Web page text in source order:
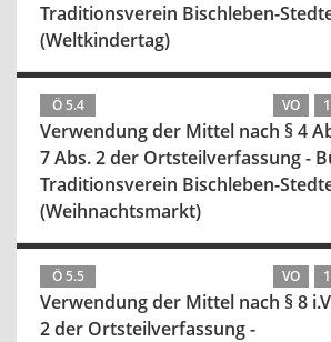
Traditionsverein Bischleben-
(Weltkindertag)
Ö 5.4 VO
Verwendung der Mittel nach § 4
7 Abs. 2 der Ortsteilverfassung -
Traditionsverein Bischleben-
(Weihnachtsmarkt)
Ö 5.5 VO
Verwendung der Mittel nach § 8
2 der Ortsteilverfassung -